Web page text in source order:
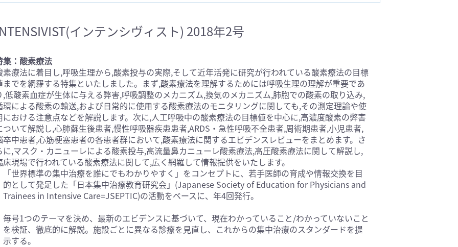
医学:内科系(407) 臨床医学:外科系(249)
基礎医学(93)
科学(25)
看護学(21)
医療技術(16)
学(0)
薬学(7)
保健・体育(1)
一般(91)
マルチメディア(0)
インテンシヴィスト) 2018年2号
集：酸素療法
素療法に着目し,呼吸生理から,酸素投与の実際,そして近年活発に研究が行われている酸素療法の目標
までを網羅する特集といたしました。まず,酸素療法を理解するためには呼吸生理の理解が重要であ
,低酸素血症が生体に与える弊害,呼吸調整のメカニズム,換気のメカニズム,肺胞での酸素の取り込み,
環による酸素の輸送,および日常的に使用する酸素療法のモニタリングに関しても,その測定理論や使
における注意点などを解説します。次に,人工呼吸中の酸素療法の目標値を中心に,高濃度酸素の弊害
ついて解説し,心肺蘇生後患者,慢性呼吸器疾患患者,ARDS・急性呼吸不全患者,周術期患者,小児患者,
卒中患者,心筋梗塞患者の各患者群において,酸素療法に関するエビデンスレビューをまとめます。さ
に,マスク・カニューレによる酸素投与,高流量鼻カニューレ酸素療法,高圧酸素療法に関して解説し,
床現場で行われている酸素療法に関して,広く網羅して情報提供をいたします。
「世界標準の集中治療を誰にでもわかりやすく」をコンセプトに、若手医師の育成や情報交換を目
的として発足した「日本集中治療教育研究会」(Japanese Society of Education for Physicians and
Trainees in Intensive Care=JSEPTIC)の活動をベースに、年4回発行。
毎号1つのテーマを決め、最新のエビデンスに基づいて、現在わかっていること/わかっていないこと
を検証、徹底的に解説。施設ごとに異なる診療を見直し、これからの集中治療のスタンダードを提
示する。